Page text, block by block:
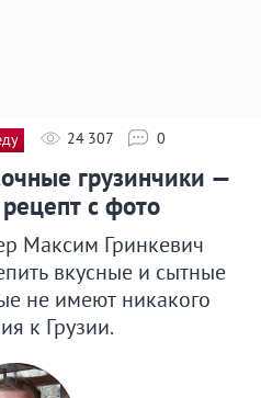
24 307 0
грузинчики —
с фото
Максим Гринкевич
вкусные и сытные
не имеют никакого
к Грузии.